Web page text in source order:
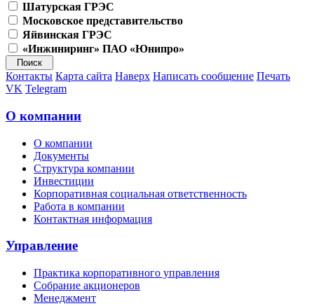
Шатурская ГРЭС
Московское представительство
Яйвинская ГРЭС
«Инжиниринг» ПАО «Юнипро»
Контакты Карта сайта Наверх Написать сообщение Печать
VK Telegram
О компании
О компании
Документы
Структура компании
Инвестиции
Корпоративная социальная ответственность
Работа в компании
Контактная информация
Управление
Практика корпоративного управления
Собрание акционеров
Менеджмент